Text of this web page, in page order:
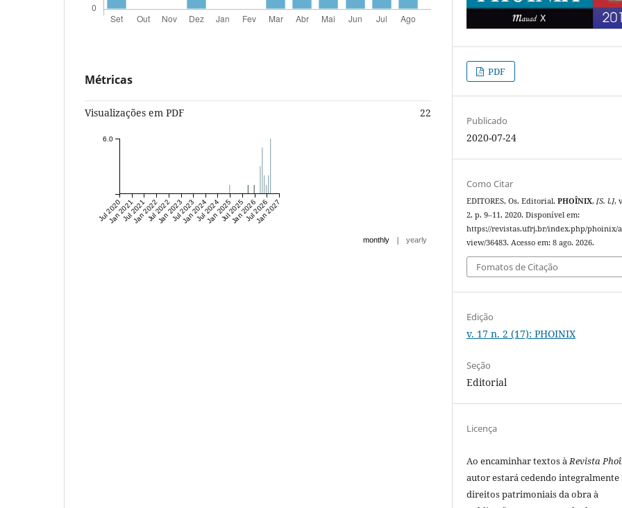
Métricas
Visualizações em PDF 22
Jul 2020
Jan 2021Jul 2021
Jan 2022Jul 2022
Jan 2023Jul 2023
Jan 2024Jul 2024
Jan 2025Jul 2025
Jan 2026Jul 2026
Jan 2027
6.0
monthly | yearly
PDF
Publicado
2020-07-24
Como Citar
EDITORES, Os. Editorial.PHOÎNIX,[S. l.],
2, p. 9–11, 2020. Disponível em:
https://revistas.ufrj.br/index.php/phoinix/
view/36483. Acesso em: 8 ago. 2026.
Fomatos de Citação
Edição
v. 17 n. 2 (17): PHOINIX
Seção
Editorial
Licença
Ao encaminhar textos à Revista
autor estará cedendo integralmente
direitos patrimoniais da obra à